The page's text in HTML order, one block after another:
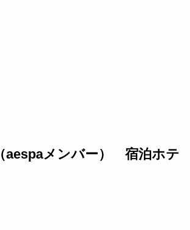
aespaメンバー） 宿泊ホテ